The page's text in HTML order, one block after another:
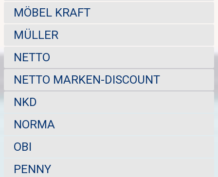
MÖBEL KRAFT
MÜLLER
NETTO
NETTO MARKEN-DISCOUNT
NKD
NORMA
OBI
PENNY